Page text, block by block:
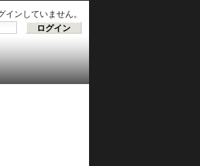
インしていません。